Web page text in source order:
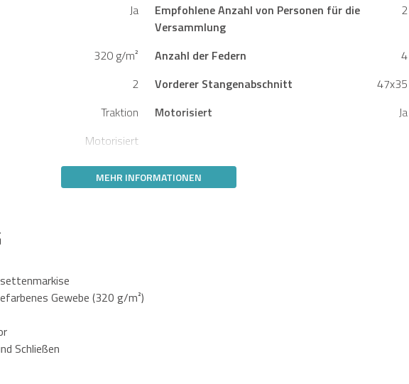
Ja
Empfohlene Anzahl von Personen für die
Versammlung
2
320 g/m² Anzahl der Federn
4
2 Vorderer Stangenabschnitt
47x35
Traktion Motorisiert
Ja
Motorisiert
MEHR INFORMATIONEN
Gewebe (320 g/m²)
Schließen